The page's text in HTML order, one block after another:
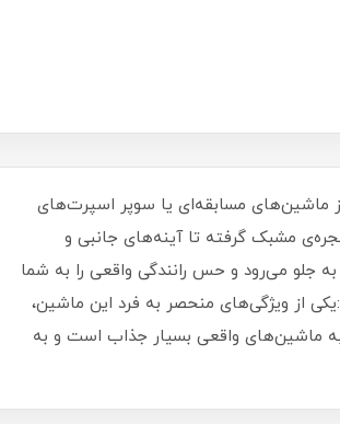
ماشین‌های مسابقه‌ای یا سوپر اسپرت‌های
مشبک گرفته تا آینه‌های جانبی و
می‌رود و حس رانندگی واقعی را به شما
از ویژگی‌های منحصر به فرد این ماشین،
به ماشین‌های واقعی بسیار جذاب است و به